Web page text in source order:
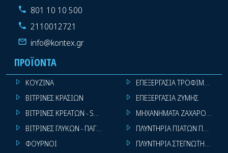
801 10 10 500
2110012721
info@kontex.gr
ΠΡΟΪΌΝΤΑ
ΚΟΥΖΙΝΑ
ΒΙΤΡΙΝΕΣ ΚΡΑΣΙΩΝ
ΒΙΤΡΙΝΕΣ ΚΡΕΑΤΩΝ - SUPER MARKET
ΒΙΤΡΙΝΕΣ ΓΛΥΚΩΝ - ΠΑΓΩΤΩΝ
ΦΟΥΡΝΟΙ
ΕΠΕΞΕΡΓΑΣΙΑ ΤΡΟΦΙΜΩΝ
ΕΠΕΞΕΡΓΑΣΙΑ ΖΥΜΗΣ
ΜΗΧΑΝΗΜΑΤΑ
ΠΛΥΝΤΗΡΙΑ ΠΙΑΤΩΝ
ΠΛΥΝΤΗΡΙΑ ΣΤΕΓΝΩΤΗΡΙΑ